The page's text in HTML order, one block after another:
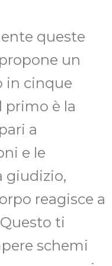
queste
un
in cinque
primo è la
a
e le
giudizio,
reagisce a
ti
schemi